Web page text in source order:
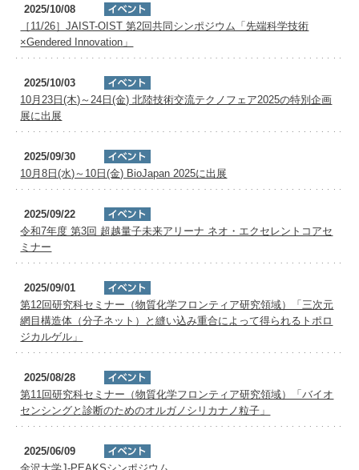
2025/10/08
［11/26］JAIST-OIST 第2回共同シンポジウム「先端科学技術
×Gendered Innovation」
2025/10/03
10月23日(木)～24日(金) 北陸技術交流テクノフェア2025の特別企画
展に出展
2025/09/30
10月8日(水)～10日(金) BioJapan 2025に出展
2025/09/22
令和7年度 第3回 超越量子未来アリーナ ネオ・エクセレントコアセ
ミナー
2025/09/01
第12回研究科セミナー（物質化学フロンティア研究領域）「三次元
網目構造体（分子ネット）と縫い込み重合によって得られるトポロ
ジカルゲル」
2025/08/28
第11回研究科セミナー（物質化学フロンティア研究領域）「バイオ
センシングと診断のためのオルガノシリカナノ粒子」
2025/06/09